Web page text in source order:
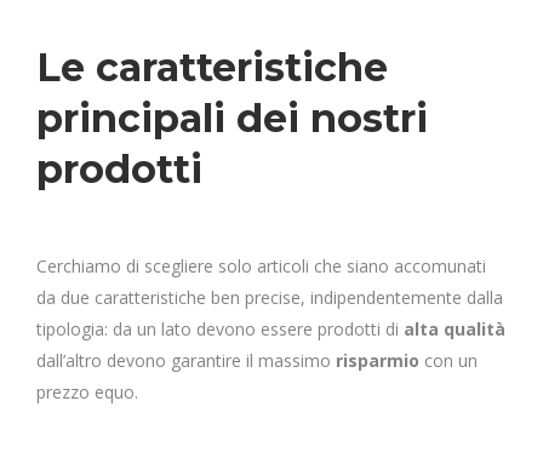
Le caratteristiche
principali dei nostri
prodotti
Cerchiamo di scegliere solo articoli che siano accomunati
da due caratteristiche ben precise, indipendentemente dalla
tipologia: da un lato devono essere prodotti di alta qualità
dall’altro devono garantire il massimo risparmio con un
prezzo equo.